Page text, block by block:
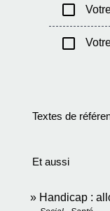
check_box_outline_blank
check_box_outline_blank
Textes de
Et aussi
Handicap :